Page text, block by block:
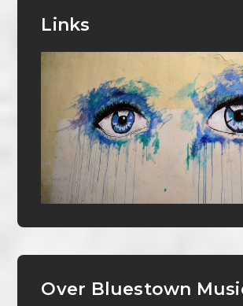
Links
Over Bluestown